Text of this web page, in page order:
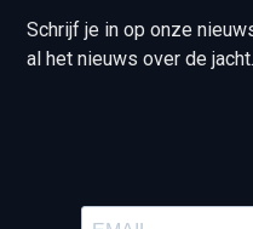
Schrijf je in op onze
al het nieuws over de jacht.